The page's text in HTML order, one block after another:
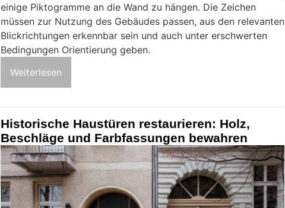
einige Piktogramme an die Wand zu hängen. Die Zeichen
müssen zur Nutzung des Gebäudes passen, aus den relevanten
Blickrichtungen erkennbar sein und auch unter erschwerten
Bedingungen Orientierung geben.
Weiterlesen
Historische Haustüren restaurieren: Holz,
Beschläge und Farbfassungen bewahren